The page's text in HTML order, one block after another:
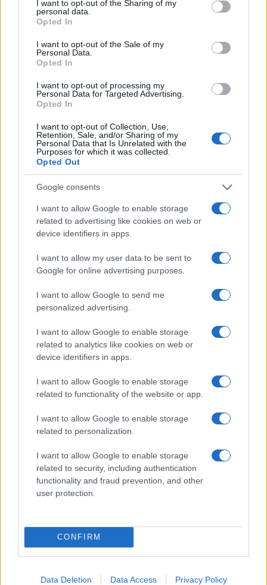
not limited to your visit or usage behaviour. You may click to
grant or deny consent to Google and its third-party tags to
use your data for below specified purposes in below Google
consent section.
I want to opt-out of the Sharing of my
personal data.
Opted In
I want to opt-out of the Sale of my
Personal Data.
Opted In
I want to opt-out of processing my
Personal Data for Targeted Advertising.
Opted In
I want to opt-out of Collection, Use,
Retention, Sale, and/or Sharing of my
Personal Data that Is Unrelated with the
Purposes for which it was collected.
Opted Out
Google consents
I want to allow Google to enable storage
related to advertising like cookies on web or
device identifiers in apps.
I want to allow my user data to be sent to
Google for online advertising purposes.
I want to allow Google to send me
personalized advertising.
I want to allow Google to enable storage
related to analytics like cookies on web or
device identifiers in apps.
I want to allow Google to enable storage
related to functionality of the website or app.
I want to allow Google to enable storage
related to personalization.
I want to allow Google to enable storage
related to security, including authentication
functionality and fraud prevention, and other
user protection.
CONFIRM
Data Deletion Data Access Privacy Policy
Aggius conquista la classifica delle mete più
amate dell’estate 2026
NECROLOGIE
Mario Malu
Paolo Pinna
Martina Agostina Diturco
I nostri cari
I nostri cari